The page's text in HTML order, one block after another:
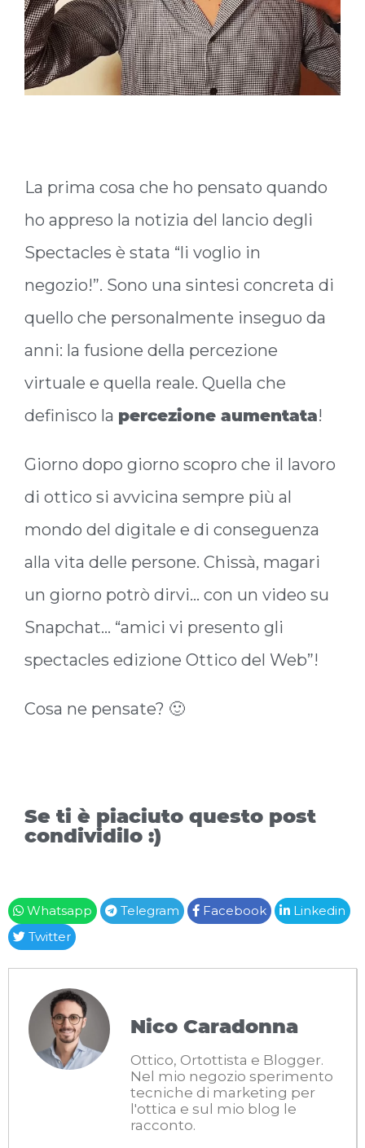
La prima cosa che ho pensato quando
ho appreso la notizia del lancio degli
Spectacles è stata “li voglio in
negozio!”. Sono una sintesi concreta di
quello che personalmente inseguo da
anni: la fusione della percezione
virtuale e quella reale. Quella che
definisco la percezione aumentata!
Giorno dopo giorno scopro che il lavoro
di ottico si avvicina sempre più al
mondo del digitale e di conseguenza
alla vita delle persone. Chissà, magari
un giorno potrò dirvi… con un video su
Snapchat… “amici vi presento gli
spectacles edizione Ottico del Web”!
Cosa ne pensate? 🙂
Se ti è piaciuto questo post
condividilo :)
Whatsapp Telegram Facebook
Linkedin
Twitter
Nico Caradonna
Ottico, Ortottista e Blogger.
Nel mio negozio sperimento
tecniche di marketing per
l'ottica e sul mio blog le
racconto.